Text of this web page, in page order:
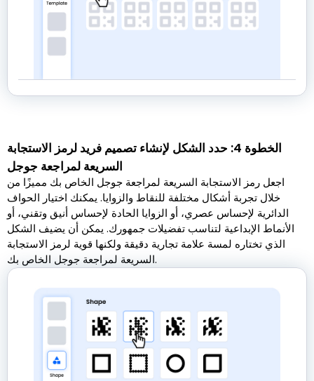
الخطوة 4: حدد الشكل لإنشاء تصميم فريد لرمز الاستجابة
السريعة لمراجعة جوجل
اجعل رمز الاستجابة السريعة لمراجعة جوجل الخاص بك مميزًا من
خلال تجربة أشكال مختلفة للنقاط والزوايا. يمكنك اختيار الحواف
الدائرية لإحساس عصري، أو الزوايا الحادة لإحساس أنيق وتقني، أو
الأنماط الإبداعية لتناسب تفضيلات جمهورك. يمكن أن يضيف الشكل
الذي تختاره لمسة علامة تجارية دقيقة ولكنها قوية لرمز الاستجابة
السريعة لمراجعة جوجل الخاص بك.